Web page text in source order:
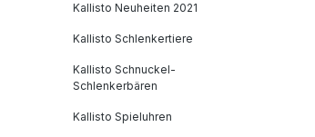
Kallisto Neuheiten 2021
Kallisto Schlenkertiere
Kallisto Schnuckel-
Schlenkerbären
Kallisto Spieluhren